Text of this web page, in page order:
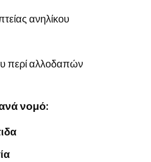
ανηλίκου
περί αλλοδαπών
νομό: